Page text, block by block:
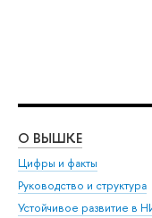
О ВЫШКЕ
Цифры и факты
Руководство и структура
Устойчивое развитие в